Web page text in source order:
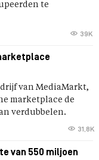
te
39K
van MediaMarkt,
marketplace de
verdubbelen.
31,8K
van 550 miljoen